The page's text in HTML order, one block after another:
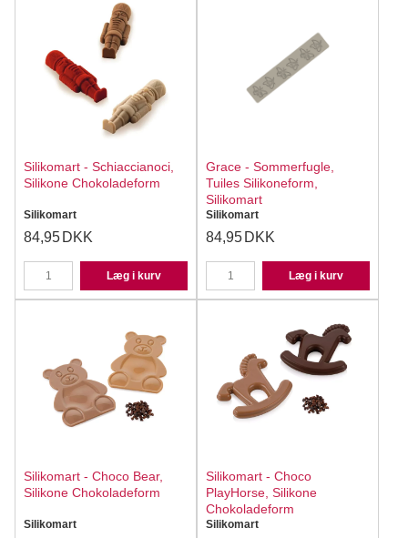
Silikomart - Schiaccianoci,
Silikone Chokoladeform
Silikomart
84,95 DKK
Læg i kurv
Grace - Sommerfugle,
Tuiles Silikoneform,
Silikomart
Silikomart
84,95 DKK
Læg i kurv
Silikomart - Choco Bear,
Silikone Chokoladeform
Silikomart
Silikomart - Choco
PlayHorse, Silikone
Chokoladeform
Silikomart